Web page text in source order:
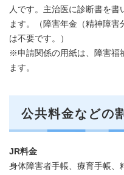
人です。主治医に診断書を
ます。（障害年金（精神障
は不要です。）
※申請関係の用紙は、障害福
ます。
公共料金などの
JR料金
身体障害者手帳、療育手帳、